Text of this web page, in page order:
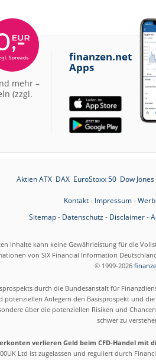
mehr –
(zzgl.
finanzen.net
Apps
Aktien ATX DAX EuroStoxx 50 Dow Jones
Kontakt- Impressum-
Sitemap- Datenschutz- Disclaimer-
Inhalte kann keine Gewährleistung für die
von SIX Financial Information
© 1999-2026
durch die Bundesanstalt für
Anlegern den Basisprospekt und
über die potenziellen Risiken und
schwer zu
verlieren Geld beim CFD-Handel mit
Ltd ist zugelassen und reguliert durch